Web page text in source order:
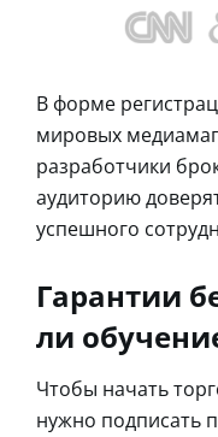
В форме
мировых
разработчики
аудиторию
успешного
Гарантии
ли
Чтобы начать
нужно подписать